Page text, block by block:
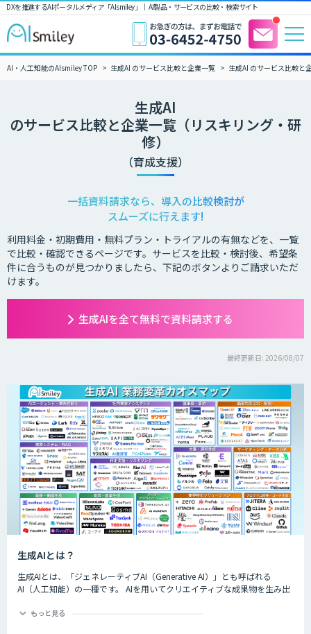
DXを推進するAIポータルメディア「AIsmiley」｜ AI製品・サービスの比較・検索サイト
AI・人工知能のAIsmiley TOP 生成AI のサービス比較と企業一覧 生成AI のサービス比較と
生成AI
のサービス比較と企業一覧（リスキリング・研
修）
（育成支援）
一括資料請求なら、導入の比較検討が
スムーズに行えます!
利用料金・初期費用・無料プラン・トライアルの有無などを、一覧
で比較・確認できるページです。サービスを比較・検討後、希望条
件に合うものが見つかりましたら、下記のボタンよりご請求いただ
けます。
生成AIを全て無料で資料請求する
最終更新日: 2026/08/07
生成AIとは？
生成AIとは、「ジェネレーティブAI（Generative AI）」とも呼ばれる
AI（人工知能）の一種です。 AIを用いてクリエイティブな成果物を生み出
グラムのコード、文章など多岐にわたります。
もっと見る